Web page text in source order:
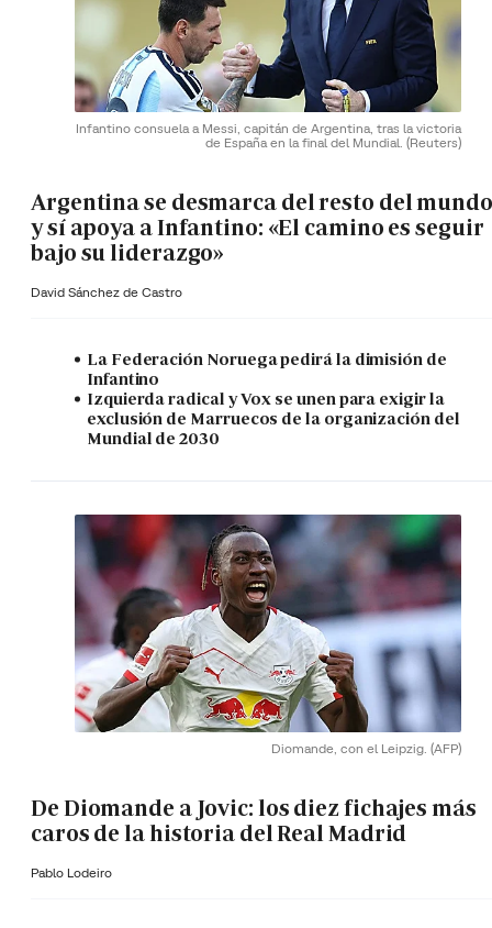
Infantino consuela a Messi, capitán de Argentina, tras la victoria
de España en la final del Mundial. (Reuters)
Argentina se desmarca del resto del mundo
y sí apoya a Infantino: «El camino es seguir
bajo su liderazgo»
David Sánchez de Castro
La Federación Noruega pedirá la dimisión de
Infantino
Izquierda radical y Vox se unen para exigir la
exclusión de Marruecos de la organización del
Mundial de 2030
Diomande, con el Leipzig. (AFP)
De Diomande a Jovic: los diez fichajes más
caros de la historia del Real Madrid
Pablo Lodeiro